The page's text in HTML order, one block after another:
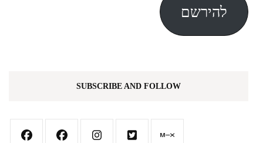
להירשם
SUBSCRIBE AND FOLLOW